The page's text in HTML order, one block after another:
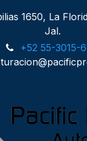
1650, La
Jal.
+52 55-3015-